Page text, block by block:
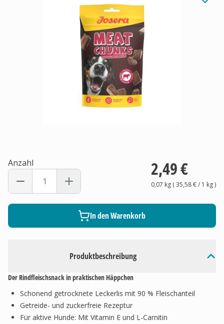
Produktbeschreibung
Der Rindfleischsnack in praktischen Häppchen
Schonend getrocknete Leckerlis mit 90 % Fleischanteil
Getreide- und zuckerfreie Rezeptur
Für aktive Hunde: Mit Vitamin E und L-Carnitin
Anzahl 2,49 €
0,07 kg(35,58 €/ 1 kg)
In den Warenkorb